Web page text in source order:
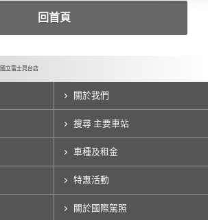
回首頁
國立富士見台店
關於我們
搜尋 主要車站
車種及租金
特惠活動
關於國際駕照